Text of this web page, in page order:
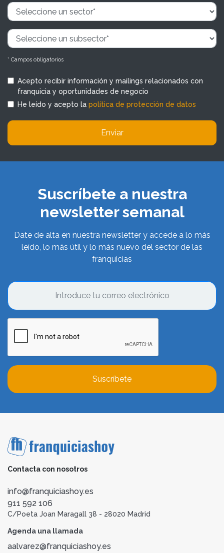
* Campos obligatorios
Acepto recibir información y mailings relacionados con
franquicia y oportunidades de negocio
He leído y acepto la política de protección de datos
Enviar
Suscríbete a nuestra
newsletter semanal
Date de alta en nuestra newsletter y accede a lo más
leído, lo más útil y lo más nuevo del sector de las
franquicias
Suscríbete
Contacta con nosotros
info@franquiciashoy.es
911 592 106
C/Poeta Joan Maragall 38 - 28020 Madrid
Agenda una llamada
aalvarez@franquiciashoy.es